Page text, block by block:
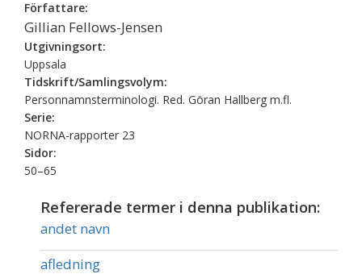
Författare:
Gillian Fellows-Jensen
Utgivningsort:
Uppsala
Tidskrift/Samlingsvolym:
Personnamnsterminologi. Red. Göran Hallberg m.fl.
Serie:
NORNA-rapporter 23
Sidor:
50–65
Refererade termer i denna publikation:
andet navn
afledning